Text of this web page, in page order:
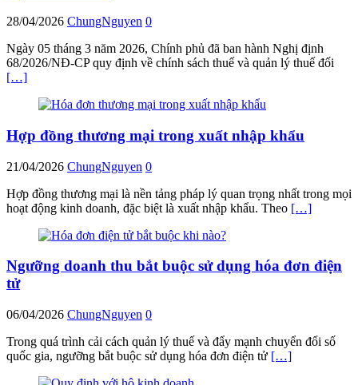
28/04/2026 ChungNguyen 0
Ngày 05 tháng 3 năm 2026, Chính phủ đã ban hành Nghị định
68/2026/NĐ-CP quy định về chính sách thuế và quản lý thuế đối
[…]
Hợp đồng thương mại trong xuất nhập khẩu
21/04/2026 ChungNguyen 0
Hợp đồng thương mại là nền tảng pháp lý quan trọng nhất trong mọi
hoạt động kinh doanh, đặc biệt là xuất nhập khẩu. Theo […]
Ngưỡng doanh thu bắt buộc sử dụng hóa đơn điện
tử
06/04/2026 ChungNguyen 0
Trong quá trình cải cách quản lý thuế và đẩy mạnh chuyển đổi số
quốc gia, ngưỡng bắt buộc sử dụng hóa đơn điện tử […]